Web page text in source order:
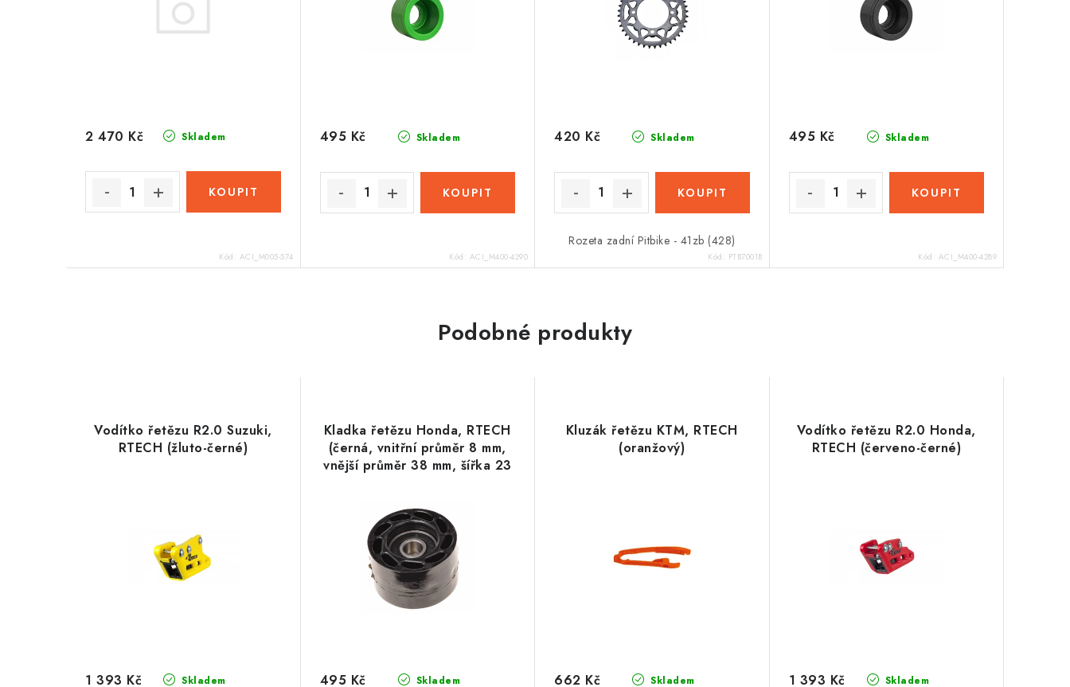
Skladem
2 470 Kč
Kód: ACI_M005-574
Skladem
495 Kč
Kód: ACI_M400-4290
Skladem
420 Kč
Rozeta zadní Pitbike - 41zb (428)
Kód: PTB7001B
Skladem
495 Kč
Kód: ACI_M400-4289
Podobné produkty
Vodítko řetězu R2.0 Suzuki,
RTECH (žluto-černé)
Skladem
1 393 Kč
Kladka řetězu Honda, RTECH
(černá, vnitřní průměr 8 mm,
vnější průměr 38 mm, šířka 23
Skladem
495 Kč
Kluzák řetězu KTM, RTECH
(oranžový)
Skladem
662 Kč
Vodítko řetězu R2.0 Honda,
RTECH (červeno-černé)
Skladem
1 393 Kč